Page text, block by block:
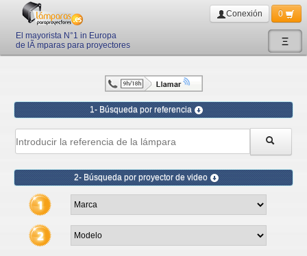
Ξ
El mayorista N°1 in Europa
de lÃ mparas para proyectores
Conexión 0
1- Búsqueda por referencia
2- Búsqueda por proyector de video